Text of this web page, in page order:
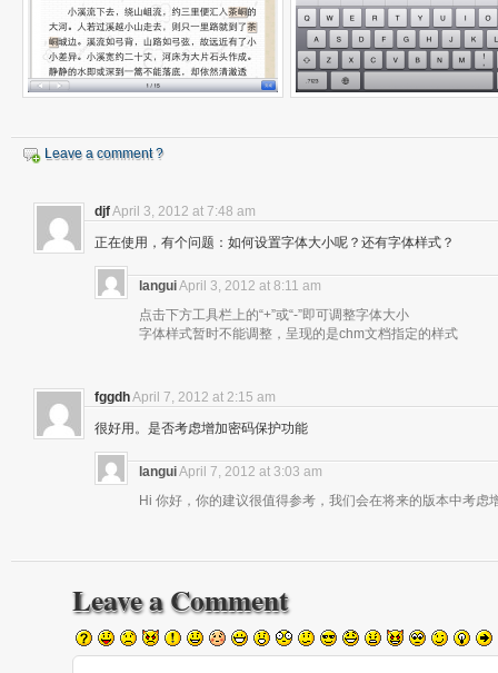
Leave a comment ?
djfApril 3, 2012 at 7:48 am
正在使用，有个问题：如何设置字体大小呢？还有字体样式？
languiApril 3, 2012 at 8:11 am
点击下方工具栏上的“+”或“-”即可调整字体大小
字体样式暂时不能调整，呈现的是chm文档指定的样式
fggdhApril 7, 2012 at 2:15 am
很好用。是否考虑增加密码保护功能
languiApril 7, 2012 at 3:03 am
Hi 你好，你的建议很值得参考，我们会在将来的版本中考虑
Leave a Comment